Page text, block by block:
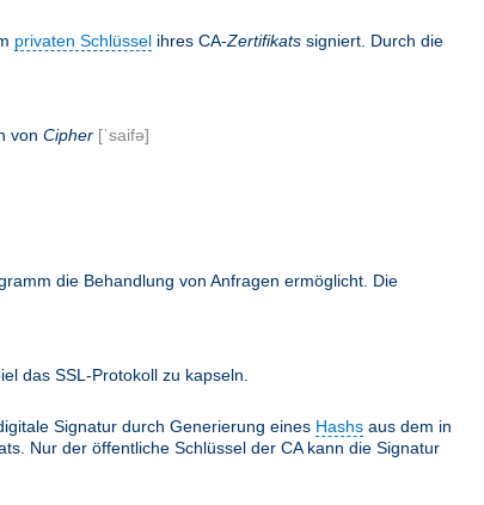
privaten Schlüssel ihres CA-Zertifikats signiert. Durch die
von Cipher [ˈsaifə]
die Behandlung von Anfragen ermöglicht. Die
das SSL-Protokoll zu kapseln.
Signatur durch Generierung eines Hashs aus dem in
Nur der öffentliche Schlüssel der CA kann die Signatur